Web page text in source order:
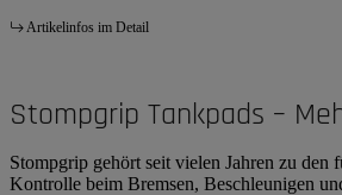
Artikelinfos im Detail
Stompgrip Tankpads –
Stompgrip gehört seit vielen Jahren zu
Kontrolle beim Bremsen, Beschleunigen